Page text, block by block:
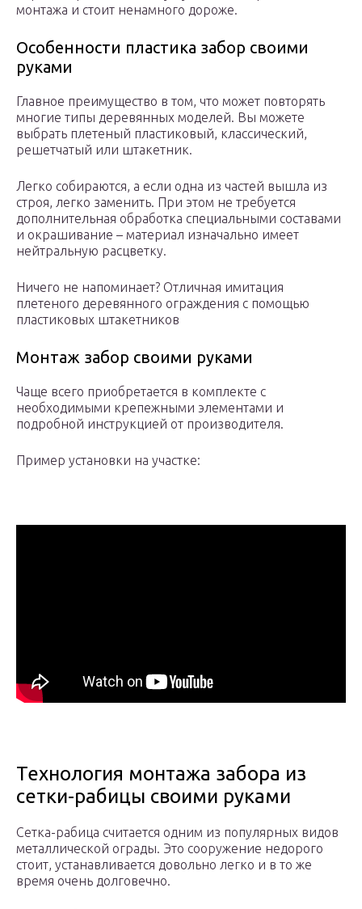
монтажа и стоит ненамного дороже.
Особенности пластика забор своими
руками
Главное преимущество в том, что может повторять
многие типы деревянных моделей. Вы можете
выбрать плетеный пластиковый, классический,
решетчатый или штакетник.
Легко собираются, а если одна из частей вышла из
строя, легко заменить. При этом не требуется
дополнительная обработка специальными составами
и окрашивание – материал изначально имеет
нейтральную расцветку.
Ничего не напоминает? Отличная имитация
плетеного деревянного ограждения с помощью
пластиковых штакетников
Монтаж забор своими руками
Чаще всего приобретается в комплекте с
необходимыми крепежными элементами и
подробной инструкцией от производителя.
Пример установки на участке:
Технология монтажа забора из
сетки-рабицы своими руками
Сетка-рабица считается одним из популярных видов
металлической ограды. Это сооружение недорого
стоит, устанавливается довольно легко и в то же
время очень долговечно.